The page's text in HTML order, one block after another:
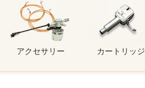
アクセサリー カートリッジ